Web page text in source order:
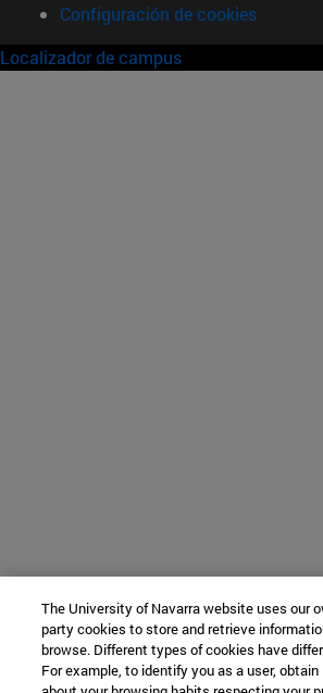
Configuración de cookies
Localizador de campus
The University of Navarra website uses our
party cookies to store and retrieve
browse. Different types of cookies have
For example, to identify you as a user,